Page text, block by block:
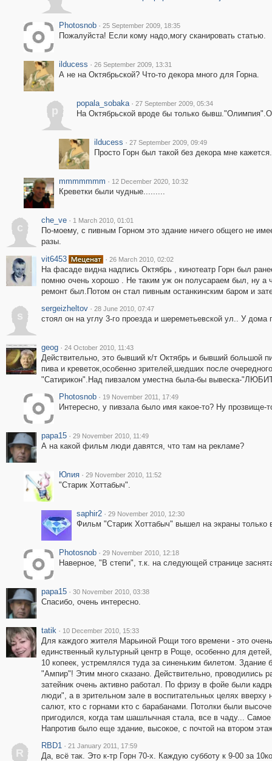
Photosnob · 25 September 2009, 18:35
Пожалуйста! Если кому надо,могу сканировать статью.
ilducess · 26 September 2009, 13:31
А не на Октябрьской? Что-то декора много для Горна.
p
popala_sobaka · 27 September 2009, 05:34
На Октябрьской вроде бы только
ilducess · 27 September 2009, 09:49
Просто Горн был такой без декора мне
mmmmmmm · 12 December 2020, 10:32
Креветки были чудные.........
c
che_ve · 1 March 2010, 01:01
По-моему, с пивным Горном это здание ничего общего не
разы.
vit6453
· 26 March 2010, 02:02
На фасаде видна надпись Октябрь , кинотеатр Горн был
помню очень хорошо . Не таким уж он полусараем был, ну а
ремонт был.Потом он стал пивным останкинским баром и
s
sergeizheltov · 28 June 2010, 07:47
стоял он на углу 3-го проезда и шереметьевской ул.. У
geog · 24 October 2010, 11:43
Действительно, это бывший к/т Октябрь и бывший большой
пива и креветок,особенно зрителей,шедших после
"Сатирикон".Над пивзалом уместна была-бы вывеска-
Photosnob · 19 November 2011, 17:49
Интересно, у пивзала было имя какое-то? Ну прозвище-
papa15 · 29 November 2010, 11:49
А на какой фильм люди давятся, что там на рекламе?
Юлия · 29 November 2010, 11:52
"Старик Хоттабыч".
saphir2 · 29 November 2010, 12:30
Фильм "Старик Хоттабыч" вышел на экраны только
Photosnob · 29 November 2010, 12:18
Наверное, "В степи", т.к. на следующей странице
papa15 · 30 November 2010, 03:38
Спасибо, очень интересно.
tatik · 10 December 2010, 15:33
Для каждого жителя Марьиной Рощи того времени - это
единственный культурный центр в Роще, особенно для
10 копеек, устремлялся туда за синеньким билетом.
"Ампир"! Этим много сказано. Действительно, проводились
затейник очень активно работал. По фризу в фойе были
люди", а в зрительном зале в воспитательных целях
салют, кто с горнами кто с барабанами. Потолки были
пригодился, когда там шашлычная стала, все в чаду...
Напротив было еще здание, высокое, с почтой на втором
R
RBD1 · 21 January 2011, 17:59
Да, всё так. Это к-тр Горн 70-х. Каждую субботу к 9-00 за